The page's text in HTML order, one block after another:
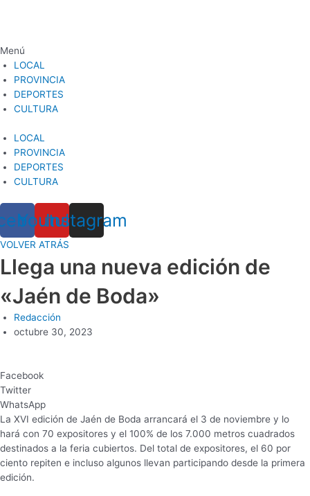
Menú
LOCAL
PROVINCIA
DEPORTES
CULTURA
LOCAL
PROVINCIA
DEPORTES
CULTURA
Youtube
Instagram
VOLVER ATRÁS
Llega una nueva edición de
«Jaén de Boda»
Redacción
octubre 30, 2023
Facebook
Twitter
WhatsApp
La XVI edición de Jaén de Boda arrancará el 3 de noviembre y lo
hará con 70 expositores y el 100% de los 7.000 metros cuadrados
destinados a la feria cubiertos. Del total de expositores, el 60 por
ciento repiten e incluso algunos llevan participando desde la primera
edición.